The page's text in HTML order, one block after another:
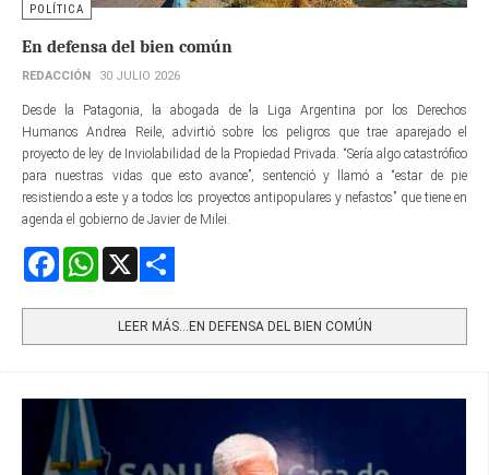
POLÍTICA
En defensa del bien común
REDACCIÓN 30 JULIO 2026
Desde la Patagonia, la abogada de la Liga Argentina por los Derechos
Humanos Andrea Reile, advirtió sobre los peligros que trae aparejado el
proyecto de ley de Inviolabilidad de la Propiedad Privada. “Sería algo catastrófico
para nuestras vidas que esto avance”, sentenció y llamó a “estar de pie
resistiendo a este y a todos los proyectos antipopulares y nefastos” que tiene en
agenda el gobierno de Javier de Milei.
FacebookWhatsApp
LEER MÁS…EN DEFENSA DEL BIEN COMÚN